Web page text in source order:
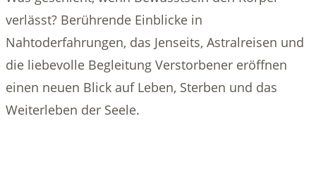
verlässt? Berührende Einblicke in
Nahtoderfahrungen, das Jenseits, Astralreisen und
die liebevolle Begleitung Verstorbener eröffnen
einen neuen Blick auf Leben, Sterben und das
Weiterleben der Seele.